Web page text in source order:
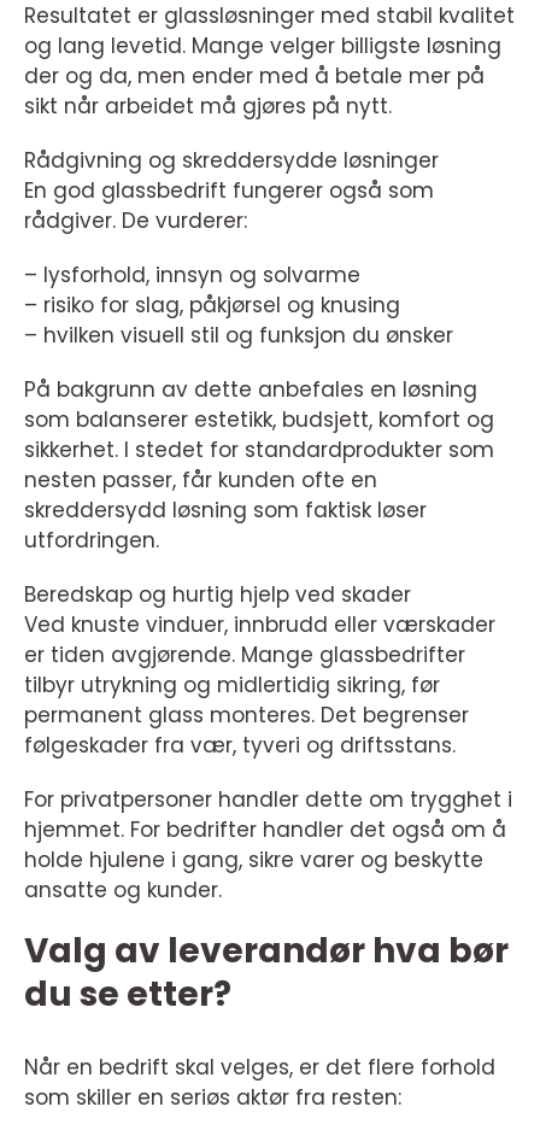
Resultatet er glassløsninger med stabil kvalitet
og lang levetid. Mange velger billigste løsning
der og da, men ender med å betale mer på
sikt når arbeidet må gjøres på nytt.
Rådgivning og skreddersydde løsninger
En god glassbedrift fungerer også som
rådgiver. De vurderer:
– lysforhold, innsyn og solvarme
– risiko for slag, påkjørsel og knusing
– hvilken visuell stil og funksjon du ønsker
På bakgrunn av dette anbefales en løsning
som balanserer estetikk, budsjett, komfort og
sikkerhet. I stedet for standardprodukter som
nesten passer, får kunden ofte en
skreddersydd løsning som faktisk løser
utfordringen.
Beredskap og hurtig hjelp ved skader
Ved knuste vinduer, innbrudd eller værskader
er tiden avgjørende. Mange glassbedrifter
tilbyr utrykning og midlertidig sikring, før
permanent glass monteres. Det begrenser
følgeskader fra vær, tyveri og driftsstans.
For privatpersoner handler dette om trygghet i
hjemmet. For bedrifter handler det også om å
holde hjulene i gang, sikre varer og beskytte
ansatte og kunder.
Valg av leverandør hva bør
du se etter?
Når en bedrift skal velges, er det flere forhold
som skiller en seriøs aktør fra resten: